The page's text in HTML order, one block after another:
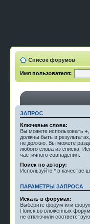
Список форумов
Имя пользователя:
ЗАПРОС
Ключевые слова:
Вы можете использовать +
должны быть в
не должно. Вы можете
любого слова из списка.
частичного совпадения.
Поиск по автору:
Используйте * в качестве
ПАРАМЕТРЫ ЗАПРОСА
Искать в форумах:
Выберите форум или
Поиск во вложенных
не отключили